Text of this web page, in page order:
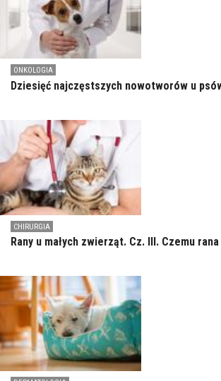
ONKOLOGIA
Dziesięć najczęstszych nowotworów u
CHIRURGIA
Rany u małych zwierząt. Cz. III. Czemu